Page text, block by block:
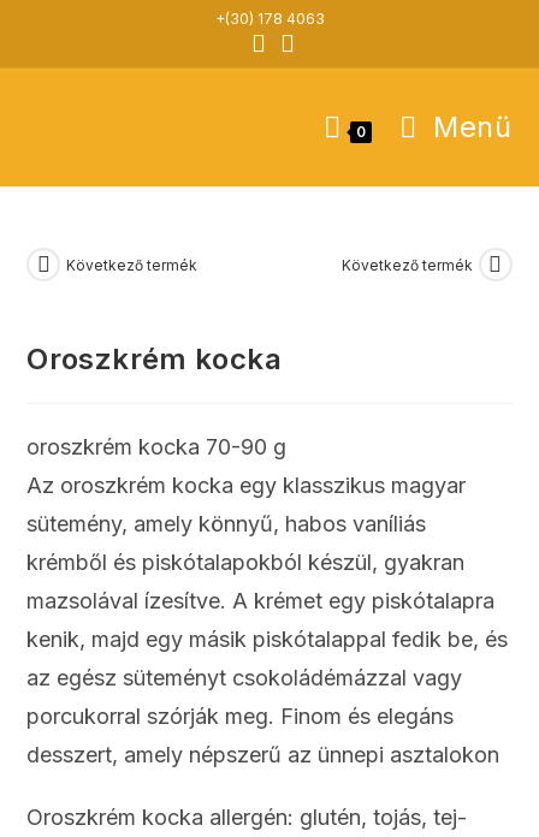
content
+(30) 178 4063
0 Menü
Következő termék Következő termék
Oroszkrém kocka
oroszkrém kocka 70-90 g
Az oroszkrém kocka egy klasszikus magyar
sütemény, amely könnyű, habos vaníliás
krémből és piskótalapokból készül, gyakran
mazsolával ízesítve. A krémet egy piskótalapra
kenik, majd egy másik piskótalappal fedik be, és
az egész süteményt csokoládémázzal vagy
porcukorral szórják meg. Finom és elegáns
desszert, amely népszerű az ünnepi asztalokon
Oroszkrém kocka allergén: glutén, tojás, tej-